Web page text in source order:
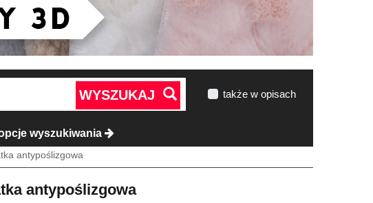
WYSZUKAJ także w opisach
wyszukiwania
antypoślizgowa
antypoślizgowa